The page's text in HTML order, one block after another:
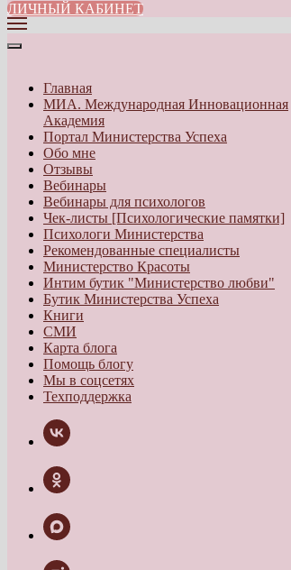
ЛИЧНЫЙ КАБИНЕТ
Главная
МИА. Международная Инновационная
Академия
Портал Министерства Успеха
Обо мне
Отзывы
Вебинары
Вебинары для психологов
Чек-листы [Психологические памятки]
Психологи Министерства
Рекомендованные специалисты
Министерство Красоты
Интим бутик "Министерство любви"
Бутик Министерства Успеха
Книги
СМИ
Карта блога
Помощь блогу
Мы в соцсетях
Техподдержка